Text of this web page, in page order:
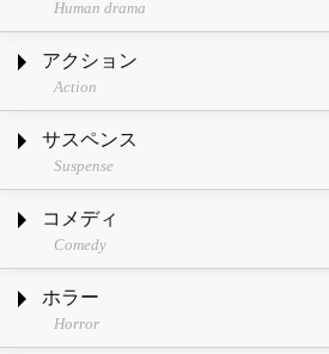
Human drama
アクション
Action
サスペンス
Suspense
コメディ
Comedy
ホラー
Horror